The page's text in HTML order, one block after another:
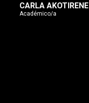
CARLA AKOTIRENE
Académico/a